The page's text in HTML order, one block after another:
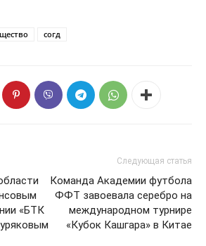
согд
«БТК
Следующая статья
Команда Академии футбола
ФФТ завоевала серебро на
международном турнире
«Кубок Кашгара» в Китае